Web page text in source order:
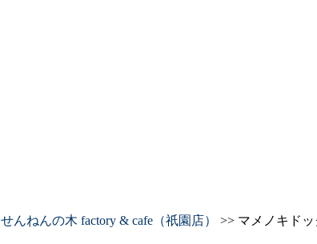
せんねんの木 factory & cafe（祇園店） >> マメノキド